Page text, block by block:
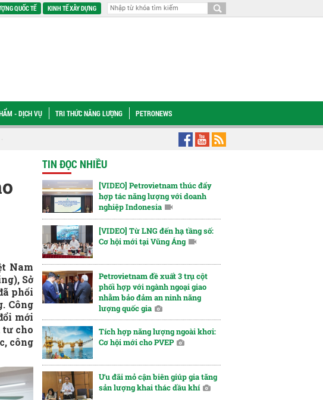
QUỐC TẾ KINH TẾ XÂY DỰNG
- DỊCH VỤ TRI THỨC NĂNG LƯỢNG PETRONEWS
Lô B PV GAS tập trung nguồn lực, sẵn sàng cho các đợt bảo dưỡng sửa chữa dừng khí
Nam
Sở
phối
Công
mới
cho
công
TIN ĐỌC NHIỀU
[VIDEO] Petrovietnam thúc đẩy
hợp tác năng lượng với doanh
nghiệp Indonesia
[VIDEO] Từ LNG đến hạ tầng số:
Cơ hội mới tại Vũng Áng
Petrovietnam đề xuất 3 trụ cột
phối hợp với ngành ngoại giao
nhằm bảo đảm an ninh năng
lượng quốc gia
Tích hợp năng lượng ngoài khơi:
Cơ hội mới cho PVEP
Ưu đãi mỏ cận biên giúp gia tăng
sản lượng khai thác dầu khí